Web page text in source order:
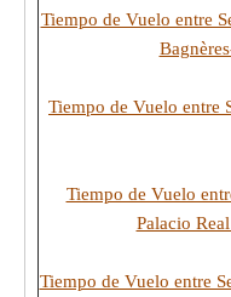
Tiempo de Vuelo entre
Tiempo de Vuelo entre
Tiempo de Vuelo
Palacio
Tiempo de Vuelo entre